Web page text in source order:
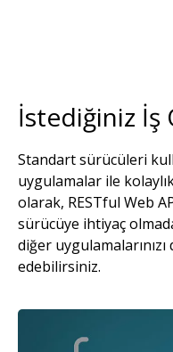
İstediğiniz İş
Standart sürücüleri
uygulamalar ile
olarak, RESTful Web
sürücüye ihtiyaç
diğer
edebilirsiniz.
Resim